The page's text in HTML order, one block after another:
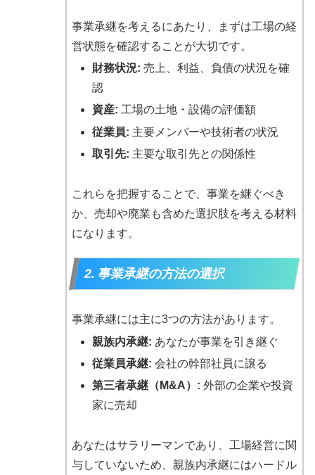
事業承継を考えるにあたり、まずは工場の経
営状態を確認することが大切です。
財務状況: 売上、利益、負債の状況を確
認
資産: 工場の土地・設備の評価額
従業員: 主要メンバーや技術者の状況
取引先: 主要な取引先との関係性
これらを把握することで、事業を継ぐべき
か、売却や廃業も含めた選択肢を考える材料
になります。
2. 事業承継の方法の選択
事業承継には主に3つの方法があります。
親族内承継: あなたが事業を引き継ぐ
従業員承継: 会社の幹部社員に譲る
第三者承継（M&A）: 外部の企業や投資
家に売却
あなたはサラリーマンであり、工場経営に関
与していないため、親族内承継にはハードル